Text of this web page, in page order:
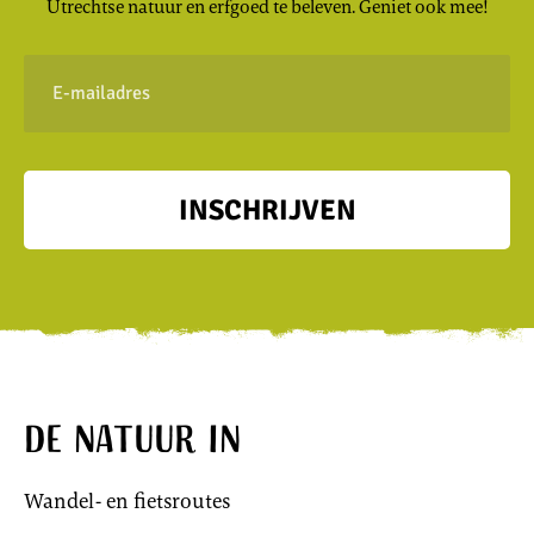
Utrechtse natuur en erfgoed te beleven. Geniet ook mee!
mailadres
INSCHRIJVEN
De natuur in
Wandel- en fietsroutes